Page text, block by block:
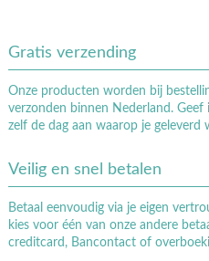
Gratis verzending
Onze producten worden bij
verzonden binnen Nederland.
zelf de dag aan waarop je geleverd
Veilig en snel betalen
Betaal eenvoudig via je eigen
kies voor één van onze andere
creditcard, Bancontact of